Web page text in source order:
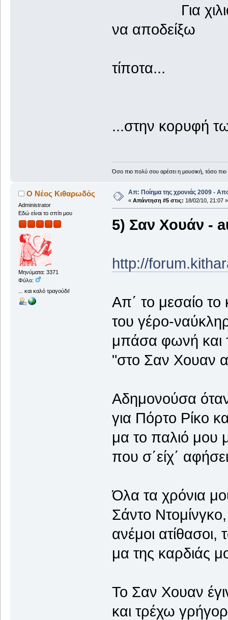
Για
να αποδείξω
τίποτα...
...στην κορυφή
Όσο πιο πολύ σου αρέσει η μουσική, τόσο
Ο Νέος Κιθαρωδός
Administrator
Εδώ είναι το σπίτι μου
Μηνύματα: 3371
Φύλο:
... και καλό τραγούδι!
Απ: Ποίημα της χρονιάς 2009 -
« Απάντηση #5 στις: 18/02/10, 21:07 »
5) Σαν Xουάν -
http://
Απ΄ το μεσαίο
του γέρο-
μπάσα φωνή και
"στο Σαν Χουαν
Αδημονούσα
για Πόρτο Ρίκο
μα το παλιό μου
που σ΄είχ΄
Όλα τα χρόνια
Σάντο
ανέμοι
μα της καρδιάς
Το Σαν Χουαν
και τρέχω